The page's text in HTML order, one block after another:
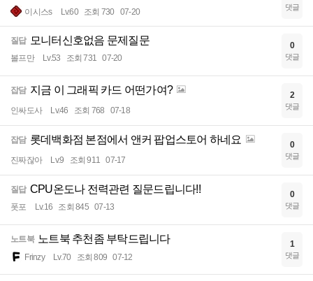
이시스s Lv.60 조회 730 07-20 댓글
질답 모니터신호없음 문제질문
볼프만 Lv.53 조회 731 07-20
0
댓글
잡담 지금 이 그래픽 카드 어떤가여?
인싸도사 Lv.46 조회 768 07-18
2
댓글
잡담 롯데백화점 본점에서 앤커 팝업스토어 하네요
진짜잖아 Lv.9 조회 911 07-17
0
댓글
질답 CPU온도나 전력관련 질문드립니다!!
폿포 Lv.16 조회 845 07-13
0
댓글
노트북 노트북 추천좀 부탁드립니다
Frinzy Lv.70 조회 809 07-12
1
댓글